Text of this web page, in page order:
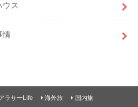
ス
情
ラサーLife 海外旅
国内旅